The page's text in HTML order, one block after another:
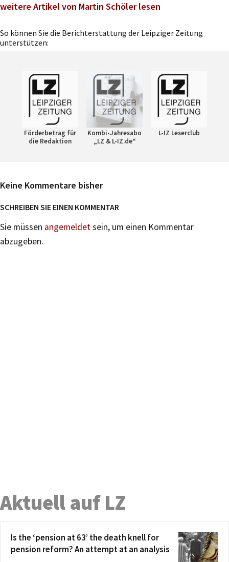
weitere Artikel von Martin Schöler lesen
So können Sie die Berichterstattung der Leipziger Zeitung
unterstützen:
Förderbetrag für
die Redaktion
Kombi-Jahresabo
„LZ & L-IZ.de“
L-IZ Leserclub
Keine Kommentare bisher
SCHREIBEN SIE EINEN KOMMENTAR
Sie müssen angemeldetsein, um einen Kommentar
abzugeben.
Aktuell auf LZ
Is the ‘pension at 63’ the death knell for
pension reform? An attempt at an analysis